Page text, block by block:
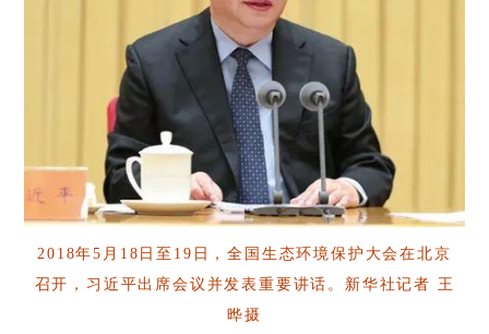
2018年5月18日至19日，全国生态环境保护大会在北京
召开，习近平出席会议并发表重要讲话。新华社记者 王
晔摄